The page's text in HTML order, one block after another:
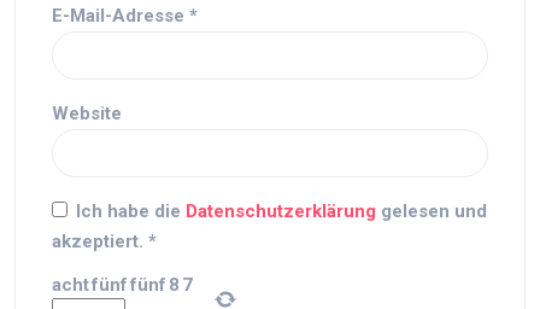
E-Mail-Adresse *
Website
Ich habe die Datenschutzerklärung gelesen und
akzeptiert. *
achtfünffünf 8 7